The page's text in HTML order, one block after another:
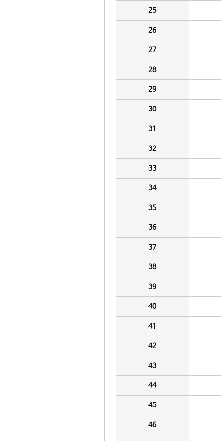
25
26
27
28
29
30
31
32
33
34
35
36
37
38
39
40
41
42
43
44
45
46